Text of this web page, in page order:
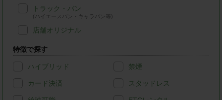
トラック・バン
(ハイエースバン・キャラバン等)
店舗オリジナル
特徴で探す
ハイブリッド 禁煙
カード決済 スタッドレス